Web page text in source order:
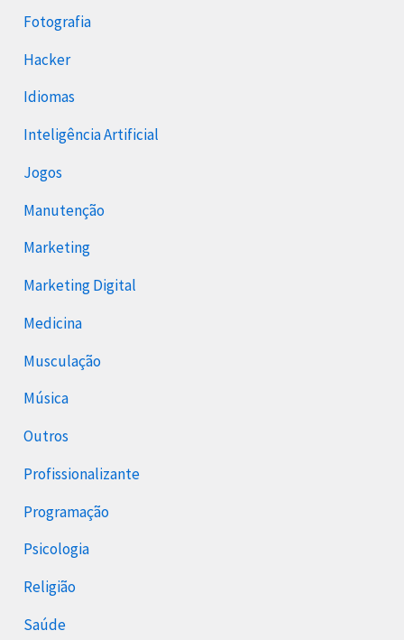
Fotografia
Hacker
Idiomas
Inteligência Artificial
Jogos
Manutenção
Marketing
Marketing Digital
Medicina
Musculação
Música
Outros
Profissionalizante
Programação
Psicologia
Religião
Saúde